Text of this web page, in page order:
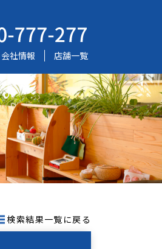
会社情報 店舗一覧
検索結果一覧に戻る